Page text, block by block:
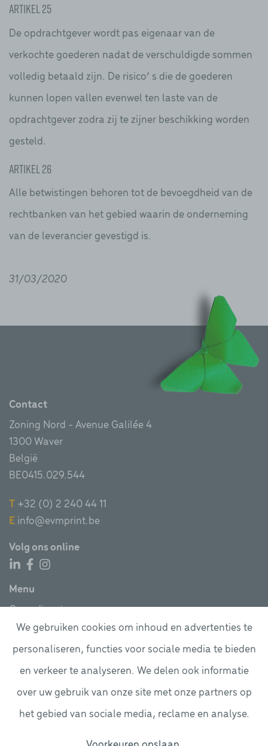
Artikel 25
De opdrachtgever wordt pas eigenaar van de
verkochte goederen nadat de verschuldigde sommen
volledig betaald zijn. De risico’ s die de goederen
kunnen lopen vallen evenwel ten laste van de
opdrachtgever zodra zij te zijner beschikking worden
gesteld.
Artikel 26
Alle betwistingen behoren tot de bevoegdheid van de
rechtbanken van het gebied waarin de onderneming
van de leverancier gevestigd is.
31/03/2020
Contact
Zoning Nord - Avenue Galilée 4
1300 Waver
België
BE0415.029.544
T +32 (0) 2 240 44 11
E info@evmprint.be
Volg ons online
Menu
Onze diensten
Digitaal drukwerk
Daneels Media Group
Contact
We gebruiken cookies om inhoud en advertenties te
personaliseren, functies voor sociale media te bieden
en verkeer te analyseren. We delen ook informatie
over uw gebruik van onze site met onze partners op
het gebied van sociale media, reclame en analyse.